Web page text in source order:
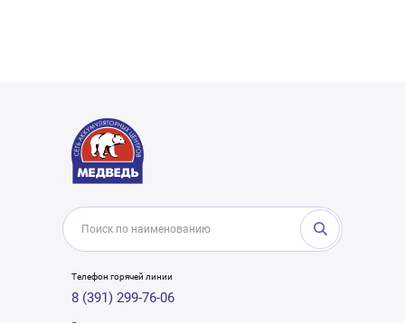
Телефон горячей линии
8 (391) 299-76-06